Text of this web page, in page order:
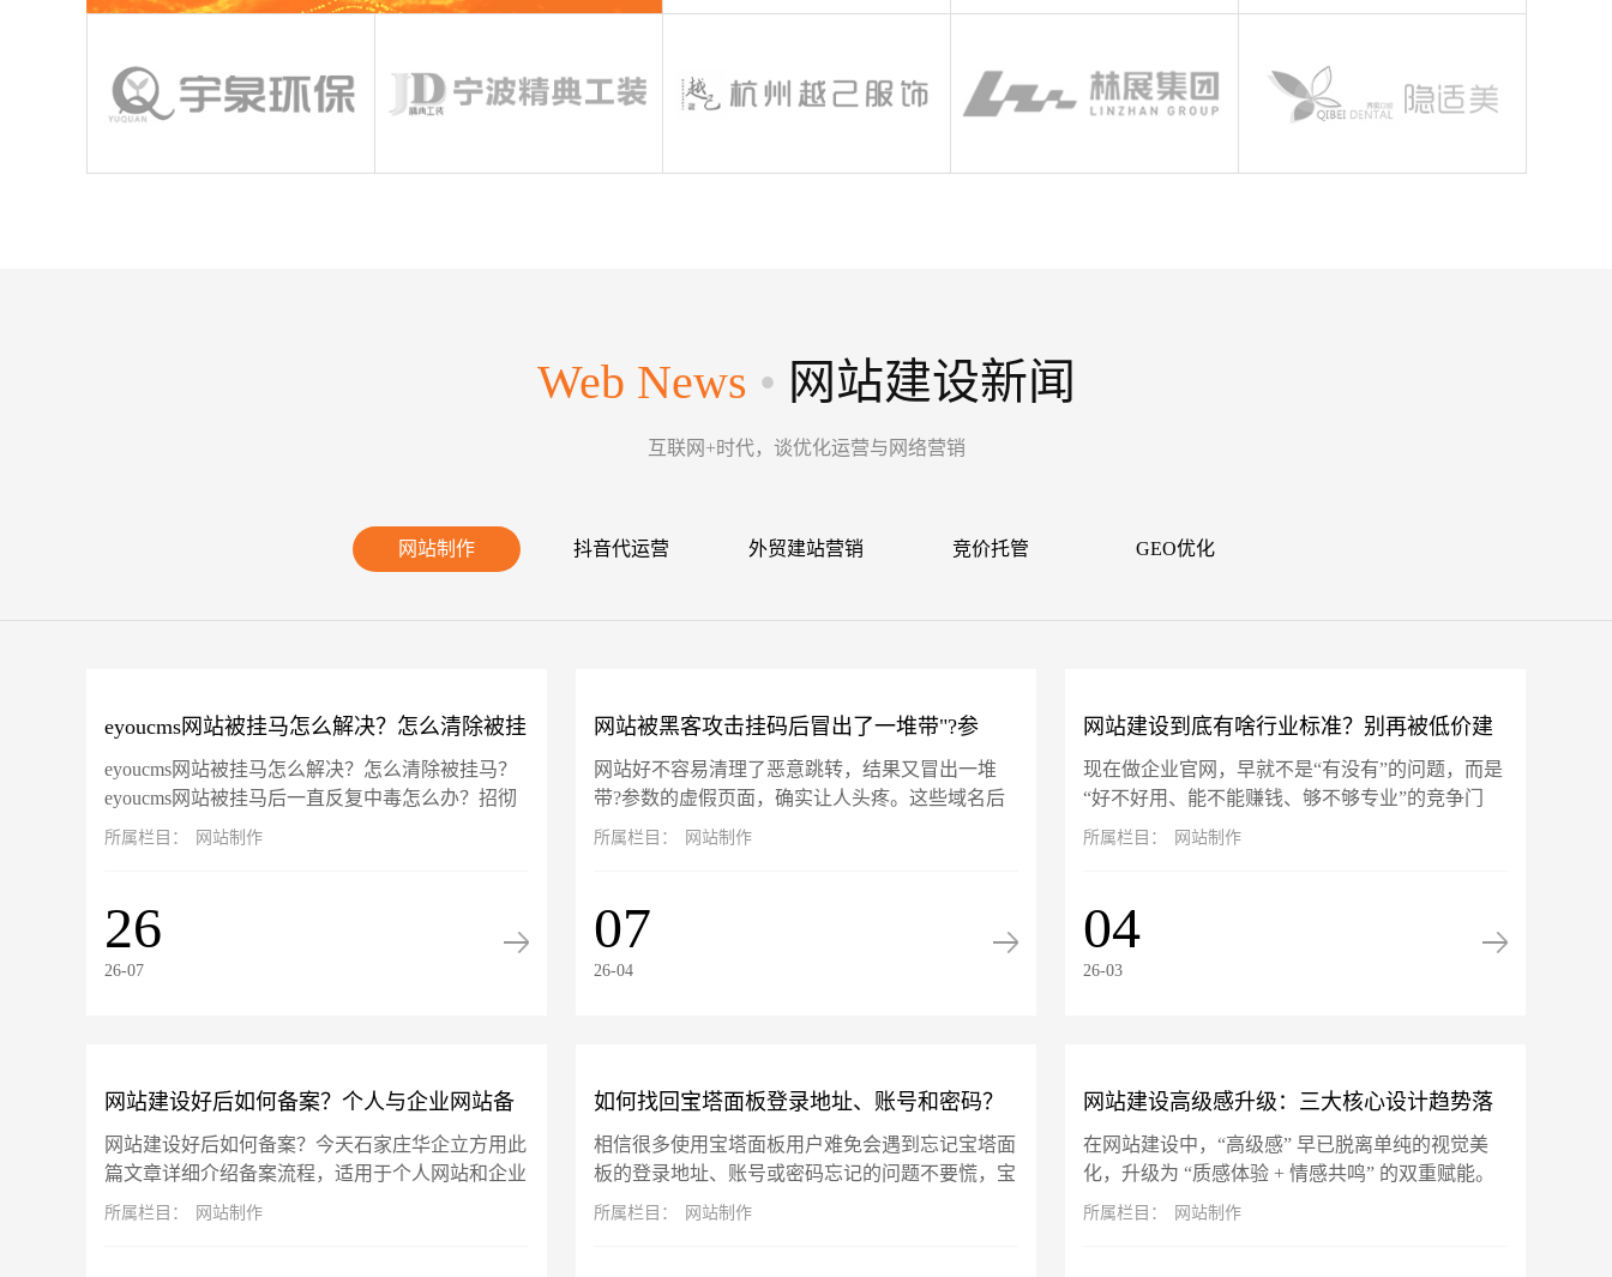
Web News • 网站建设新闻
互联网+时代，谈优化运营与网络营销
网站制作 抖音代运营 外贸建站营销 竞价托管 GEO优化
eyoucms网站被挂马怎么解决？怎么清除被挂
马？
eyoucms网站被挂马怎么解决？怎么清除被挂马？
eyoucms网站被挂马后一直反复中毒怎么办？招彻
底告别反复挂马，彻底清除挂马！此篇文章以
所属栏目： 网站制作
26
26-07
网站被黑客攻击挂码后冒出了一堆带"?参
数"的虚假页面怎么解决？
网站好不容易清理了恶意跳转，结果又冒出一堆
带?参数的虚假页面，确实让人头疼‌。‌这些域名后
加?的页面不是真实存在，而是搜索引擎（如百
所属栏目： 网站制作
07
26-04
网站建设到底有啥行业标准？别再被低价建
站坑惨了！
现在做企业官网，早就不是“有没有”的问题，而是
“好不好用、能不能赚钱、够不够专业”的竞争门
槛。网站就是企业线上的门面、获客的入口、跟客
所属栏目： 网站制作
04
26-03
网站建设好后如何备案？个人与企业网站备
案流程详解
网站建设好后如何备案？今天石家庄华企立方用此
篇文章详细介绍备案流程，适用于个人网站和企业
网站备案流程。备案旨在确保网站运营主体的真实
所属栏目： 网站制作
如何找回宝塔面板登录地址、账号和密码？
相信很多使用宝塔面板用户难免会遇到忘记宝塔面
板的登录地址、账号或密码忘记的问题不要慌，宝
塔面板的账号信息是可以通过终端找回的，以服务
所属栏目： 网站制作
网站建设高级感升级：三大核心设计趋势落
地指南
在网站建设中，“高级感” 早已脱离单纯的视觉美
化，升级为 “质感体验 + 情感共鸣” 的双重赋能。
微交互、暗黑模式与 3D 视差三大热门设计趋势，
所属栏目： 网站制作